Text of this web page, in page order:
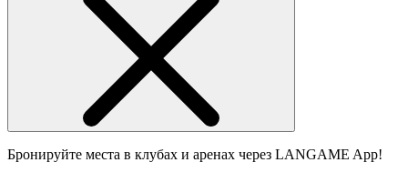
Бронируйте места в клубах и аренах через LANGAME App!